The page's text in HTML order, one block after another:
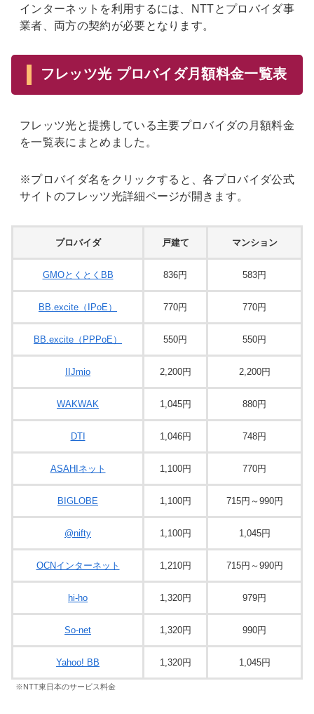
インターネットを利用するには、NTTとプロバイダ事
業者、両方の契約が必要となります。
フレッツ光 プロバイダ月額料金一覧表
フレッツ光と提携している主要プロバイダの月額料金
を一覧表にまとめました。
※プロバイダ名をクリックすると、各プロバイダ公式
サイトのフレッツ光詳細ページが開きます。
プロバイダ 戸建て マンション
GMOとくとくBB 836円 583円
BB.excite（IPoE） 770円 770円
BB.excite（PPPoE） 550円 550円
IIJmio 2,200円 2,200円
WAKWAK 1,045円 880円
DTI 1,046円 748円
ASAHIネット 1,100円 770円
BIGLOBE 1,100円 715円～990円
@nifty 1,100円 1,045円
OCNインターネット 1,210円 715円～990円
hi-ho 1,320円 979円
So-net 1,320円 990円
Yahoo! BB 1,320円 1,045円
※NTT東日本のサービス料金